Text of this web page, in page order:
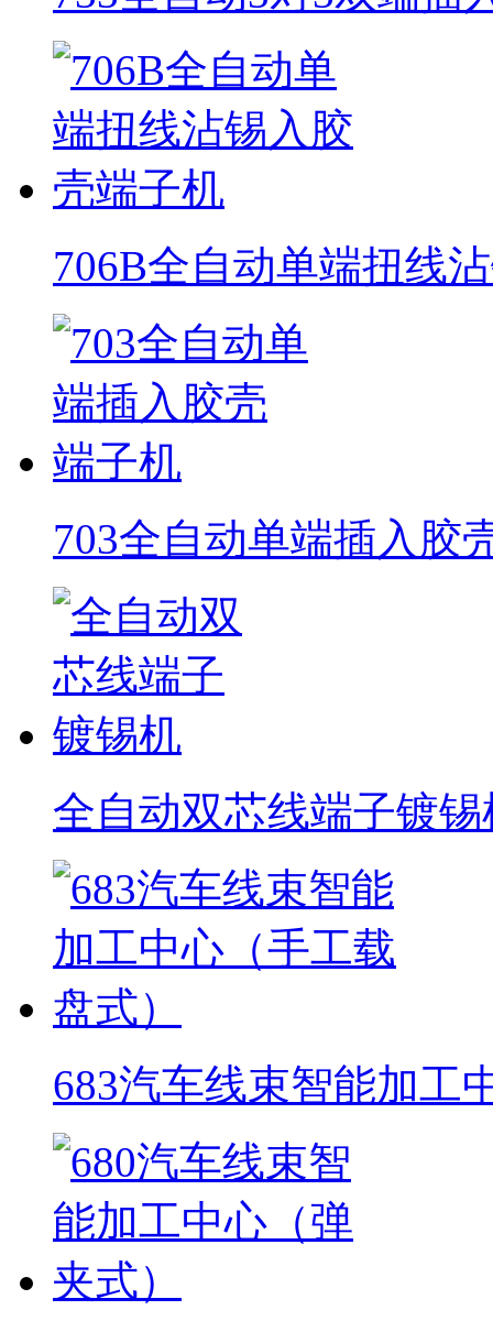
706B全自动单端扭线
703全自动单端插入胶
全自动双芯线端子镀锡
683汽车线束智能加工